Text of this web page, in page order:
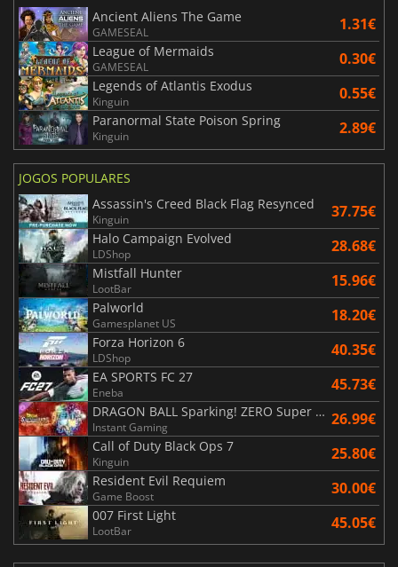
Ancient Aliens The Game
GAMESEAL 1.31€
League of Mermaids
GAMESEAL 0.30€
Legends of Atlantis Exodus
Kinguin 0.55€
Paranormal State Poison Spring
Kinguin 2.89€
JOGOS POPULARES
Assassin's Creed Black Flag Resynced
Kinguin 37.75€
Halo Campaign Evolved
LDShop 28.68€
Mistfall Hunter
LootBar 15.96€
Palworld
Gamesplanet US 18.20€
Forza Horizon 6
LDShop 40.35€
EA SPORTS FC 27
Eneba 45.73€
DRAGON BALL Sparking! ZERO Super Limit Breaking NEO
Instant Gaming 26.99€
Call of Duty Black Ops 7
Kinguin 25.80€
Resident Evil Requiem
Game Boost 30.00€
007 First Light
LootBar 45.05€